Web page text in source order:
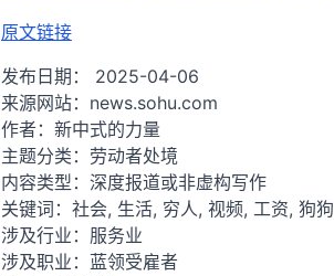
原文链接
发布日期： 2025-04-06
来源网站： news.sohu.com
作者： 新中式的力量
主题分类： 劳动者处境
内容类型： 深度报道或非虚构写作
关键词： 社会, 生活, 穷人, 视频, 工资, 狗狗
涉及行业： 服务业
涉及职业： 蓝领受雇者